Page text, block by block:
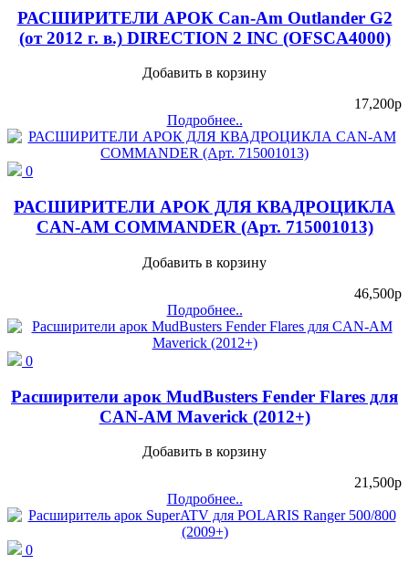
РАСШИРИТЕЛИ АРОК Can-Am Outlander G2
(от 2012 г. в.) DIRECTION 2 INC (OFSCA4000)
Добавить в корзину
17,200p
Подробнее..
0
РАСШИРИТЕЛИ АРОК ДЛЯ КВАДРОЦИКЛА
CAN-AM COMMANDER (Арт. 715001013)
Добавить в корзину
46,500p
Подробнее..
0
Расширители арок MudBusters Fender Flares для
CAN-AM Maverick (2012+)
Добавить в корзину
21,500p
Подробнее..
0